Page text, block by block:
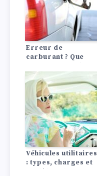
rapides
Erreur de
carburant ? Que
disons !
Véhicules utilitaires
: types, charges et